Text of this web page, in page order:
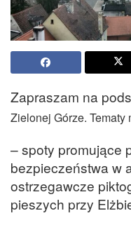
Zapraszam na
Zielonej Górze. Tematy
– spoty promujące
bezpieczeństwa w
ostrzegawcze
pieszych przy